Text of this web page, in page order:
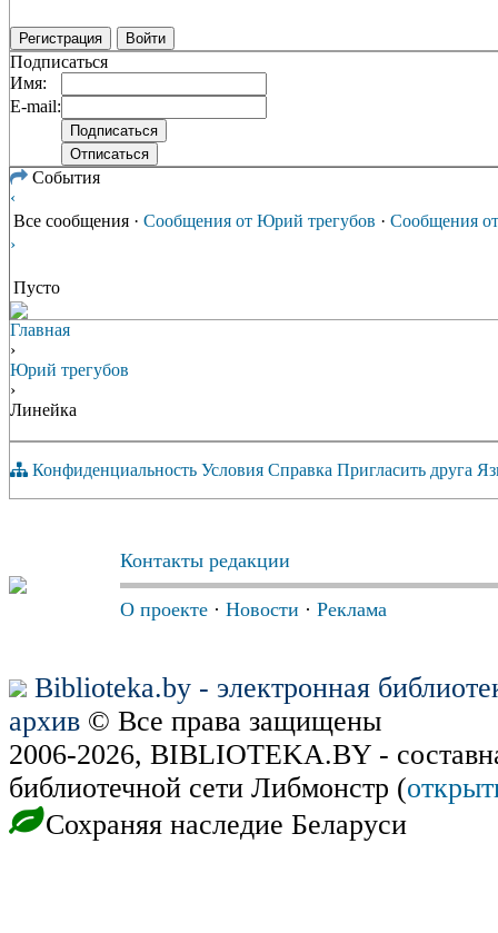
Регистрация Войти
Подписаться
Имя:
E-mail:
События
‹
Все сообщения · Сообщения от Юрий трегубов · Сообщения
›
Пусто
Главная
›
Юрий трегубов
›
Линейка
Конфиденциальность Условия Справка Пригласить друга
Контакты редакции
О проекте · Новости · Реклама
Biblioteka.by - электронная
архив © Все права защищены
2006-2026, BIBLIOTEKA.BY -
библиотечной сети Либмонстр (
Сохраняя наследие Беларуси